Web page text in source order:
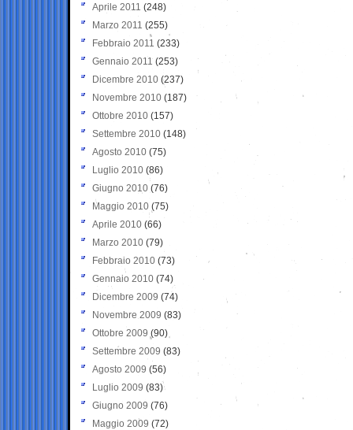
Aprile 2011 (248)
Marzo 2011 (255)
Febbraio 2011 (233)
Gennaio 2011 (253)
Dicembre 2010 (237)
Novembre 2010 (187)
Ottobre 2010 (157)
Settembre 2010 (148)
Agosto 2010 (75)
Luglio 2010 (86)
Giugno 2010 (76)
Maggio 2010 (75)
Aprile 2010 (66)
Marzo 2010 (79)
Febbraio 2010 (73)
Gennaio 2010 (74)
Dicembre 2009 (74)
Novembre 2009 (83)
Ottobre 2009 (90)
Settembre 2009 (83)
Agosto 2009 (56)
Luglio 2009 (83)
Giugno 2009 (76)
Maggio 2009 (72)